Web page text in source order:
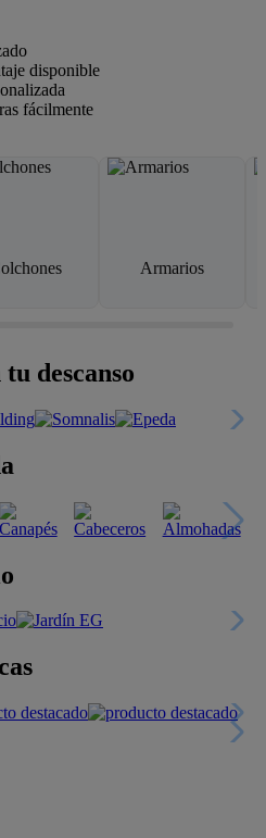
disponible
fácilmente
Armarios
descanso